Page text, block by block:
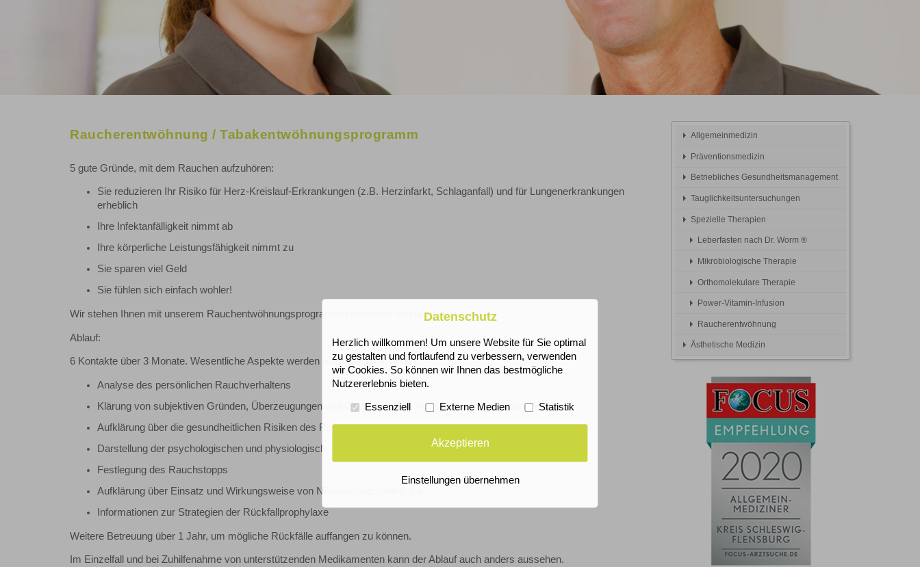
Raucherentwöhnung / Tabakentwöhnungsprogramm
5 gute Gründe, mit dem Rauchen aufzuhören:
Sie reduzieren Ihr Risiko für Herz-Kreislauf-Erkrankungen (z.B. Herzinfarkt, Schlaganfall) und für Lungenerkrankungen
erheblich
Ihre Infektanfälligkeit nimmt ab
Ihre körperliche Leistungsfähigkeit nimmt zu
Sie sparen viel Geld
Sie fühlen sich einfach wohler!
Wir stehen Ihnen mit unserem Rauchentwöhnungsprogramm kompetent und langfristig zur Seite.
Ablauf:
6 Kontakte über 3 Monate. Wesentliche Aspekte werden ausführlich behandelt:
Analyse des persönlichen Rauchverhaltens
Klärung von subjektiven Gründen, Überzeugungen und Gedanken zum Konsum bzw. Nichtrauchen
Aufklärung über die gesundheitlichen Risiken des Rauchens
Darstellung der psychologischen und physiologischen Effekte des Entzugs
Festlegung des Rauchstopps
Aufklärung über Einsatz und Wirkungsweise von Nikotinersatzstoffen u.a.
Informationen zur Strategien der Rückfallprophylaxe
Weitere Betreuung über 1 Jahr, um mögliche Rückfälle auffangen zu können.
Im Einzelfall und bei Zuhilfenahme von unterstützenden Medikamenten kann der Ablauf auch anders aussehen.
Allgemeinmedizin
Präventionsmedizin
Betriebliches Gesundheitsmanagement
Tauglichkeitsuntersuchungen
Spezielle Therapien
Leberfasten nach Dr. Worm ®
Mikrobiologische Therapie
Orthomolekulare Therapie
Power-Vitamin-Infusion
Raucherentwöhnung
Ästhetische Medizin
Datenschutz
Herzlich willkommen! Um unsere Website für Sie optimal
zu gestalten und fortlaufend zu verbessern, verwenden
wir Cookies. So können wir Ihnen das bestmögliche
Nutzererlebnis bieten.
Essenziell Externe Medien Statistik
Akzeptieren
Einstellungen übernehmen